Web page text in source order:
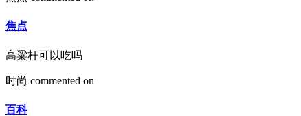
焦点
高粱杆可以吃吗
时尚 commented on
百科